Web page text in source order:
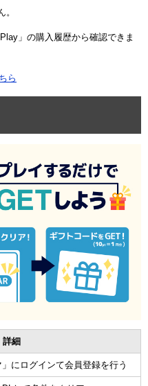
」の購入履歴から確認できま
ら
詳細
にログインて会員登録を行う